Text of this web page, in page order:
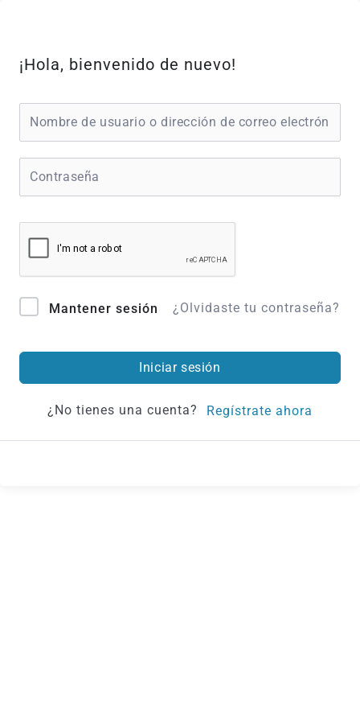
contenido
¡Hola, bienvenido de nuevo!
Mantener sesión ¿Olvidaste tu contraseña?
Iniciar sesión
¿No tienes una cuenta? Regístrate ahora